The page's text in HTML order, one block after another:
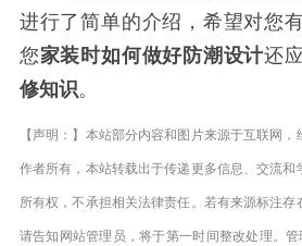
进行了简单的介绍，希望对您
您家装时如何做好防潮设计还
修知识。
【声明：】本站部分内容和图片来源于互联网
作者所有，本站转载出于传递更多信息、交流
所有权，不承担相关法律责任。若有来源标注
请告知网站管理员，将于第一时间整改处理。